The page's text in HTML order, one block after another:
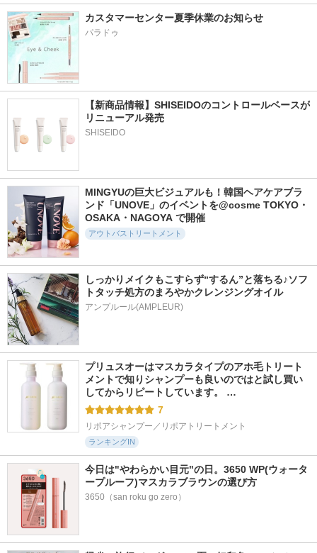
5.8
509件
アデノバイタル ス
カルプ パワーショ
ット
サブリミック
5.5
60件
5.5
ンプー／トリートメ
ント（ムードナイト
ムスク）
SILK THE RICH
クション ホワイト
ティー＆ピオニーの
香り リラクシング
シャンプー／トリー
トメント
メント
サブリミック
5.8
207件
パンテーン エクス
トラダメージリペア
美容液ヘアミルク
洗い流さないトリー
トメント
モイストヴェール
シャンプー＜無香料
＞／トリートメント
＜無香料＞
ソラ ウェザーケ
ア クリスタルシャ
ンプー/ヘアトリー
トメント モイスト
タイプ
カスタマーセンター夏季休業のお知らせ
パラドゥ
【新商品情報】SHISEIDOのコントロールベースが
リニューアル発売
SHISEIDO
MINGYUの巨大ビジュアルも！韓国ヘアケアブラ
ンド「UNOVE」のイベントを@cosme TOKYO・
OSAKA・NAGOYA で開催
アウトバストリートメント
しっかりメイクもこすらず“するん”と落ちる♪ソフ
トタッチ処方のまろやかクレンジングオイル
アンプルール(AMPLEUR)
プリュスオーはマスカラタイプのアホ毛トリート
メントで知りシャンプーも良いのではと試し買い
してからリピートしています。 …
7
リポアシャンプー／リポアトリートメント
ランキングIN
今日は"やわらかい目元"の日。3650 WP(ウォータ
ープルーフ)マスカラブラウンの選び方
3650（san roku go zero）